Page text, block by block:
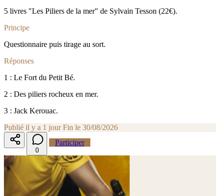
5 livres "Les Piliers de la mer" de Sylvain Tesson (22€).
Principe
Questionnaire puis tirage au sort.
Réponses
1 : Le Fort du Petit Bé.
2 : Des piliers rocheux en mer.
3 : Jack Kerouac.
Publié il y a 1 jour Fin le 30/08/2026
0
Participer